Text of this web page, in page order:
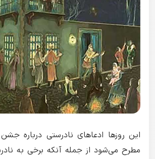
این روزها ادعاهای نادرستی درباره
مطرح می‌شود از جمله آنکه برخی به